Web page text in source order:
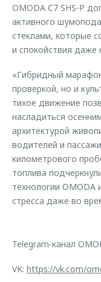
OMODA C7 SHS-P
активного
стеклами, которые
и спокойствия даже
«Гибридный
проверкой, но и
тихое движение
насладиться
архитектурой
водителей и
километрового
топлива
технологии OMODA
стресса даже во
Telegram-канал
VK: https://vk.com/